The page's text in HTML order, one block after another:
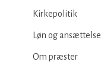
Kirkepolitik
Løn og ansættelse
Om præster